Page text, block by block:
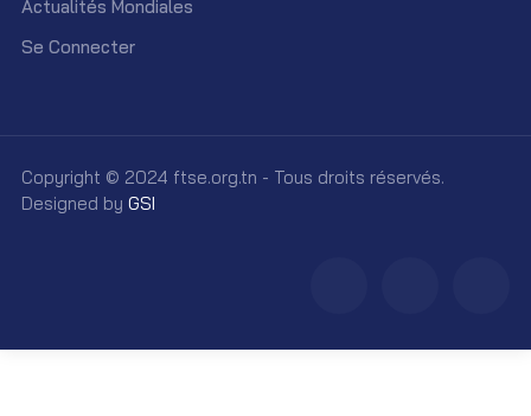
Actualités Mondiales
Se Connecter
Copyright © 2024 ftse.org.tn - Tous droits réservés.
Designed by GSI